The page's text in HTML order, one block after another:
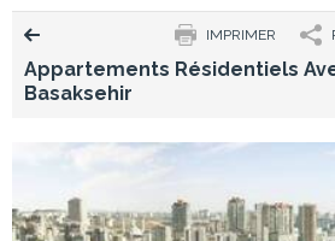
IMPRIMER
Appartements Résidentiels
Basaksehir